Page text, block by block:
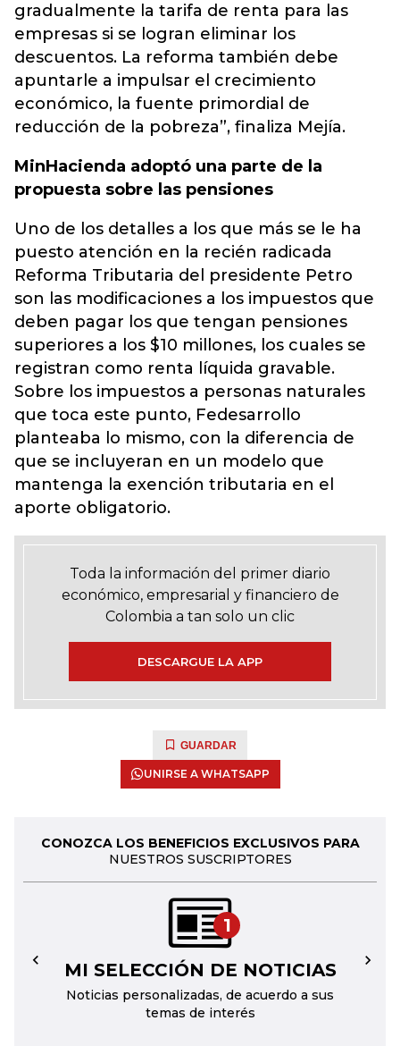
gradualmente la tarifa de renta para las
empresas si se logran eliminar los
descuentos. La reforma también debe
apuntarle a impulsar el crecimiento
económico, la fuente primordial de
reducción de la pobreza”, finaliza Mejía.
MinHacienda adoptó una parte de la
propuesta sobre las pensiones
Uno de los detalles a los que más se le ha
puesto atención en la recién radicada
Reforma Tributaria del presidente Petro
son las modificaciones a los impuestos que
deben pagar los que tengan pensiones
superiores a los $10 millones, los cuales se
registran como renta líquida gravable.
Sobre los impuestos a personas naturales
que toca este punto, Fedesarrollo
planteaba lo mismo, con la diferencia de
que se incluyeran en un modelo que
mantenga la exención tributaria en el
aporte obligatorio.
Toda la información del primer diario
económico, empresarial y financiero de
Colombia a tan solo un clic
DESCARGUE LA APP
GUARDAR
UNIRSE A WHATSAPP
CONOZCA LOS BENEFICIOS EXCLUSIVOS PARA
NUESTROS SUSCRIPTORES
1
MI SELECCIÓN DE NOTICIAS
Noticias personalizadas, de acuerdo a sus
temas de interés
← →